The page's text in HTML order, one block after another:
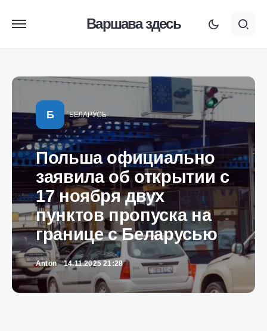
Варшава здесь
Б БЕЛАРУСЬ
Польша официально
заявила об открытии с
17 ноября двух
пунктов пропуска на
границе с Беларусью
Anton 14.11.2025 21:28